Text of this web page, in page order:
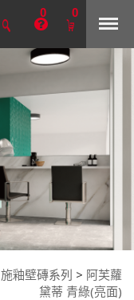
0 0
施釉壁磚系列 > 阿芙蘿
黛蒂 青綠(亮面)